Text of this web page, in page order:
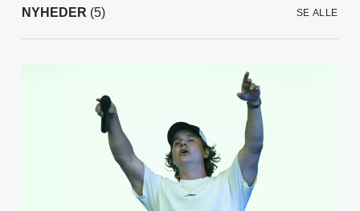
NYHEDER (5) SE ALLE